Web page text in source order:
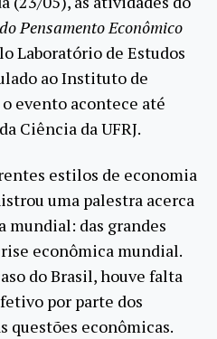
Pensamento Econômico
Laboratório de Estudos
ao Instituto de
o evento acontece até
Ciência da UFRJ.
estilos de economia
uma palestra acerca
mundial: das grandes
econômica mundial.
do Brasil, houve falta
por parte dos
questões econômicas.